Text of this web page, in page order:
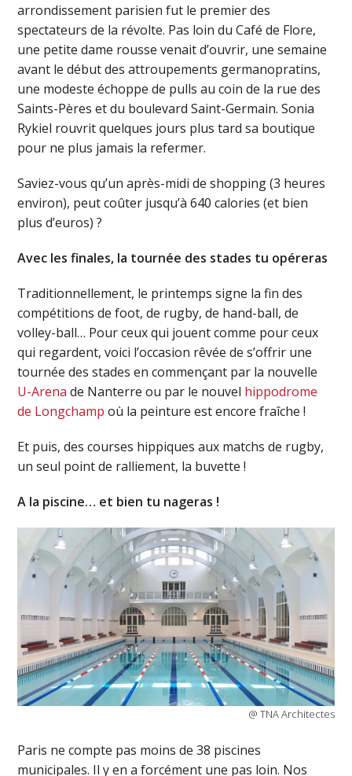
arrondissement parisien fut le premier des
spectateurs de la révolte. Pas loin du Café de Flore,
une petite dame rousse venait d’ouvrir, une semaine
avant le début des attroupements germanopratins,
une modeste échoppe de pulls au coin de la rue des
Saints-Pères et du boulevard Saint-Germain. Sonia
Rykiel rouvrit quelques jours plus tard sa boutique
pour ne plus jamais la refermer.
Saviez-vous qu’un après-midi de shopping (3 heures
environ), peut coûter jusqu’à 640 calories (et bien
plus d’euros) ?
Avec les finales, la tournée des stades tu opéreras
Traditionnellement, le printemps signe la fin des
compétitions de foot, de rugby, de hand-ball, de
volley-ball… Pour ceux qui jouent comme pour ceux
qui regardent, voici l’occasion rêvée de s’offrir une
tournée des stades en commençant par la nouvelle
U-Arena de Nanterre ou par le nouvel hippodrome
de Longchamp où la peinture est encore fraîche !
Et puis, des courses hippiques aux matchs de rugby,
un seul point de ralliement, la buvette !
A la piscine… et bien tu nageras !
@ TNA Architectes
Paris ne compte pas moins de 38 piscines
municipales. Il y en a forcément une pas loin. Nos